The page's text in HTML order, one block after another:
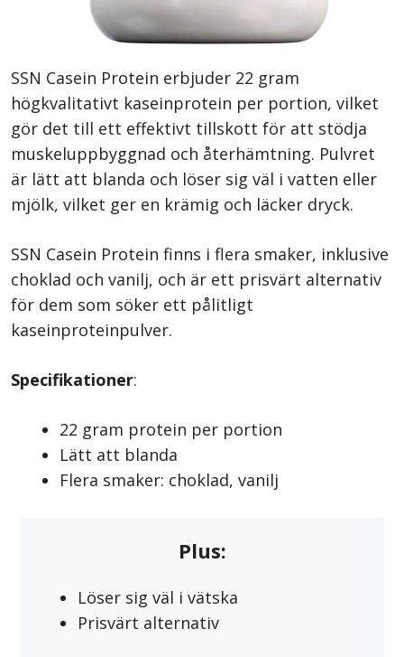
SSN Casein Protein erbjuder 22 gram
högkvalitativt kaseinprotein per portion, vilket
gör det till ett effektivt tillskott för att stödja
muskeluppbyggnad och återhämtning. Pulvret
är lätt att blanda och löser sig väl i vatten eller
mjölk, vilket ger en krämig och läcker dryck.
SSN Casein Protein finns i flera smaker, inklusive
choklad och vanilj, och är ett prisvärt alternativ
för dem som söker ett pålitligt
kaseinproteinpulver.
Specifikationer:
22 gram protein per portion
Lätt att blanda
Flera smaker: choklad, vanilj
Plus:
Löser sig väl i vätska
Prisvärt alternativ